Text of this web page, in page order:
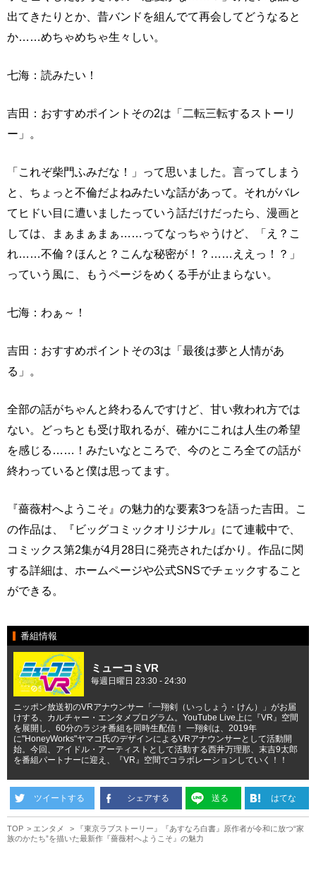
出てきたりとか、昔バンドを組んでて再会してどうなると
か……めちゃめちゃ生々しい。
七海：読みたい！
吉田：おすすめポイントその2は「二転三転するストーリ
ー」。
「これぞ柴門ふみだな！」って思いました。言ってしまう
と、ちょっと不倫だよねみたいな話があって。それがバレ
てヒドい目に遭いましたっていう話だけだったら、漫画と
しては、まぁまぁまぁ……ってなっちゃうけど、「え？こ
れ……不倫？ほんと？こんな秘密が！？……ええっ！？」
っていう風に、もうページをめくる手が止まらない。
七海：わぁ～！
吉田：おすすめポイントその3は「最後は夢と人情があ
る」。
全部の話がちゃんと終わるんですけど、甘い救われ方では
ない。どっちとも受け取れるが、確かにこれは人生の希望
を感じる……！みたいなところで、今のところ全ての話が
終わっていると僕は思ってます。
『薔薇村へようこそ』の魅力的な要素3つを語った吉田。こ
の作品は、『ビッグコミックオリジナル』にて連載中で、
コミックス第2集が4月28日に発売されたばかり。作品に関
する詳細は、ホームページや公式SNSでチェックすること
ができる。
番組情報
ミューコミVR
毎週日曜日 23:30 - 24:30
ニッポン放送初のVRアナウンサー「一翔剣（いっしょう・けん）」がお届
けする、カルチャー・エンタメプログラム。YouTube Live上に『VR』空間
を展開し、60分のラジオ番組を同時生配信！ 一翔剣は、2019年
に"HoneyWorks"ヤマコ氏のデザインによるVRアナウンサーとして活動開
始。今回、アイドル・アーティストとして活動する西井万理那、末吉9太郎
を番組パートナーに迎え、『VR』空間でコラボレーションしていく！！
ツイートする シェアする 送る はてな
TOP エンタメ
『東京ラブストーリー』『あすなろ白書』原作者が令和に放つ“家
族のかたち”を描いた最新作『薔薇村へようこそ』の魅力